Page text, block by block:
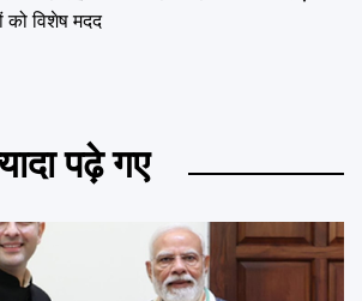
विशेष मदद
पढ़े गए